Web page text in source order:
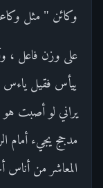
وكائن " مثل
على وزن فاعل ،
ييأس فقيل ياءس
يراني لو أصبت هو
مدجج يجيء أمام
المعاشر من